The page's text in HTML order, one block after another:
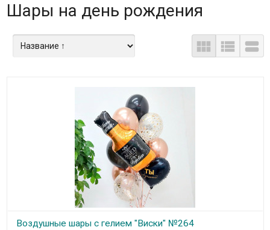
Шары на день рождения
  
Воздушные шары с гелием "Виски" №264